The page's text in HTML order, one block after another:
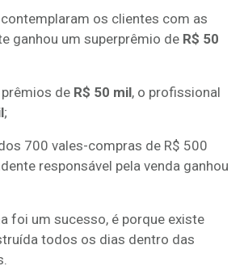
contemplaram os clientes com as
ganhou um superprêmio de R$ 50
prêmios de R$ 50 mil, o profissional
;
700 vales-compras de R$ 500
responsável pela venda ganhou
foi um sucesso, é porque existe
todos os dias dentro das